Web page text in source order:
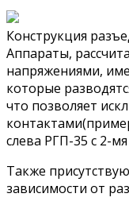
Конструкция
Аппараты,
напряжениями,
которые
что позволяет
слева РГП-35 с 2-
Также
зависимости от